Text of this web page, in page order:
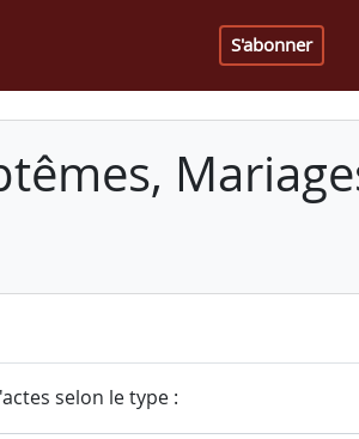
S'abonner
selon le type :